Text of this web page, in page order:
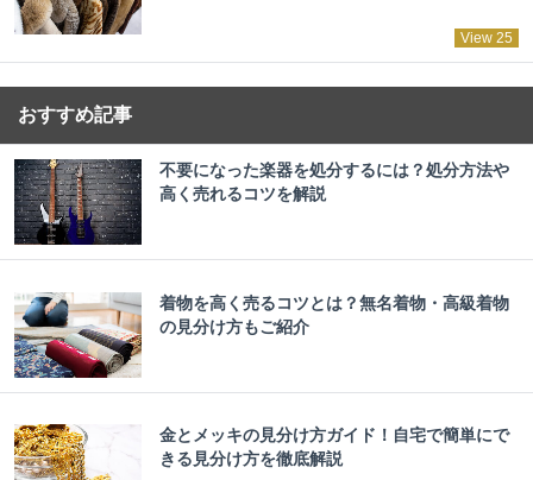
View 25
おすすめ記事
不要になった楽器を処分するには？処分方法や
高く売れるコツを解説
着物を高く売るコツとは？無名着物・高級着物
の見分け方もご紹介
金とメッキの見分け方ガイド！自宅で簡単にで
きる見分け方を徹底解説